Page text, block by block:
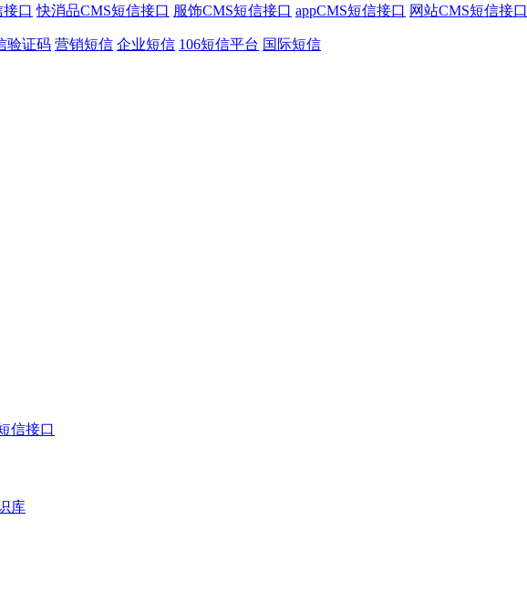
口 快消品CMS短信接口 服饰CMS短信接口 appCMS短信接口 网站CMS短信接口
验证码 营销短信 企业短信 106短信平台 国际短信
信接口
库